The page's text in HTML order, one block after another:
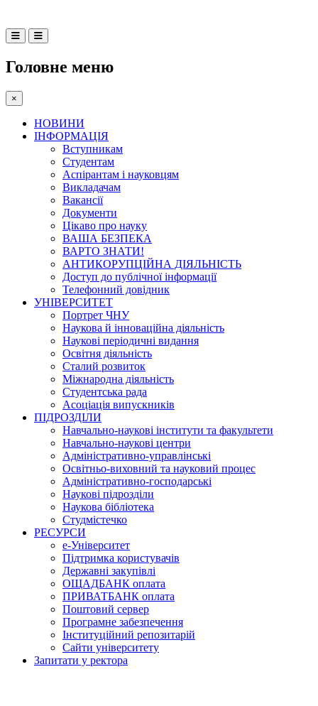
Головне меню
×
НОВИНИ
ІНФОРМАЦІЯ
Вступникам
Студентам
Аспірантам і науковцям
Викладачам
Вакансії
Документи
Цікаво про науку
ВАША БЕЗПЕКА
ВАРТО ЗНАТИ!
АНТИКОРУПЦІЙНА ДІЯЛЬНІСТЬ
Доступ до публічної інформації
Телефонний довідник
УНІВЕРСИТЕТ
Портрет ЧНУ
Наукова й інноваційна діяльність
Наукові періодичні видання
Освітня діяльність
Сталий розвиток
Міжнародна діяльність
Студентська рада
Асоціація випускників
ПІДРОЗДІЛИ
Навчально-наукові інститути та факультети
Навчально-наукові центри
Адміністративно-управлінські
Освітньо-виховний та науковий процес
Адміністративно-господарські
Наукові підрозділи
Наукова бібліотека
Студмістечко
РЕСУРСИ
е-Університет
Підтримка користувачів
Державні закупівлі
ОЩАДБАНК оплата
ПРИВАТБАНК оплата
Поштовий сервер
Програмне забезпечення
Інституційний репозитарій
Сайти університету
Запитати у ректора